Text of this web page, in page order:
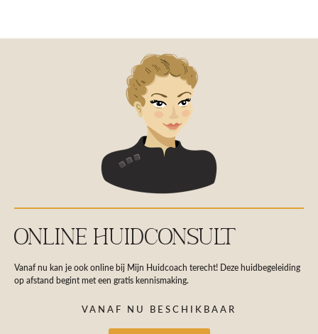
VANAF NU BESCHIKBAAR
ONLINE HUIDCONSULT
Vanaf nu kan je ook online bij Mijn Huidcoach terecht! Deze huidbegeleiding
op afstand begint met een gratis kennismaking.